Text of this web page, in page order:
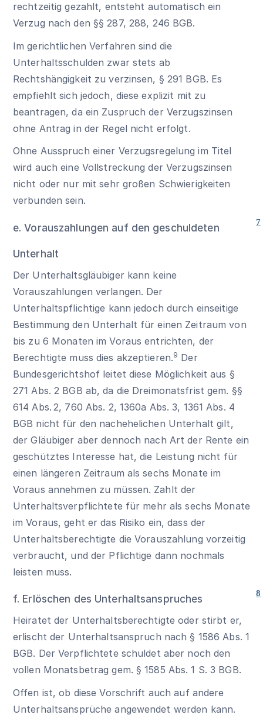
rechtzeitig gezahlt, entsteht automatisch ein
Verzug nach den §§ 287, 288, 246 BGB.
Im gerichtlichen Verfahren sind die
Unterhaltsschulden zwar stets ab
Rechtshängigkeit zu verzinsen, § 291 BGB. Es
empfiehlt sich jedoch, diese explizit mit zu
beantragen, da ein Zuspruch der Verzugszinsen
ohne Antrag in der Regel nicht erfolgt.
Ohne Ausspruch einer Verzugsregelung im Titel
wird auch eine Vollstreckung der Verzugszinsen
nicht oder nur mit sehr großen Schwierigkeiten
verbunden sein.
7
e. Vorauszahlungen auf den geschuldeten
Unterhalt
Der Unterhaltsgläubiger kann keine
Vorauszahlungen verlangen. Der
Unterhaltspflichtige kann jedoch durch einseitige
Bestimmung den Unterhalt für einen Zeitraum von
bis zu 6 Monaten im Voraus entrichten, der
Berechtigte muss dies akzeptieren.9 Der
Bundesgerichtshof leitet diese Möglichkeit aus §
271 Abs. 2 BGB ab, da die Dreimonatsfrist gem. §§
614 Abs. 2, 760 Abs. 2, 1360a Abs. 3, 1361 Abs. 4
BGB nicht für den nachehelichen Unterhalt gilt,
der Gläubiger aber dennoch nach Art der Rente ein
geschütztes Interesse hat, die Leistung nicht für
einen längeren Zeitraum als sechs Monate im
Voraus annehmen zu müssen. Zahlt der
Unterhaltsverpflichtete für mehr als sechs Monate
im Voraus, geht er das Risiko ein, dass der
Unterhaltsberechtigte die Vorauszahlung vorzeitig
verbraucht, und der Pflichtige dann nochmals
leisten muss.
8
f. Erlöschen des Unterhaltsanspruches
Heiratet der Unterhaltsberechtigte oder stirbt er,
erlischt der Unterhaltsanspruch nach§ 1586 Abs. 1
BGB. Der Verpflichtete schuldet aber noch den
vollen Monatsbetrag gem. § 1585 Abs. 1 S. 3 BGB.
Offen ist, ob diese Vorschrift auch auf andere
Unterhaltsansprüche angewendet werden kann.